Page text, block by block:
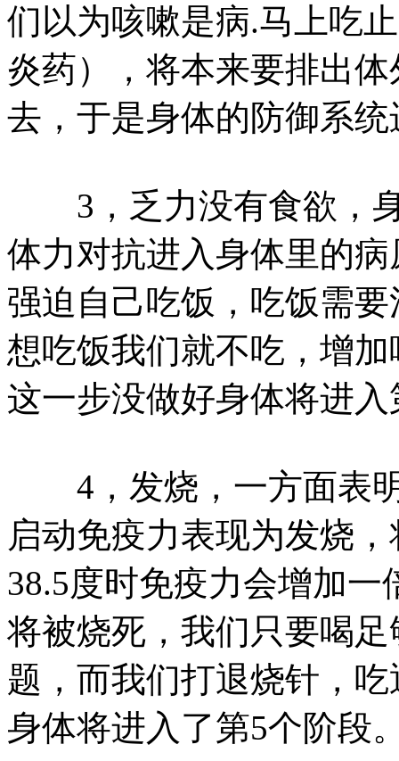
们以为咳嗽是病.马上吃
炎药），将本来要排出
去，于是身体的防御系
3，乏力没有食欲，身
体力对抗进入身体里的
强迫自己吃饭，吃饭需
想吃饭我们就不吃，增
这一步没做好身体将进
4，发烧，一方面表明
启动免疫力表现为发烧
38.5度时免疫力会增加
将被烧死，我们只要喝
题，而我们打退烧针，
身体将进入了第5个阶段